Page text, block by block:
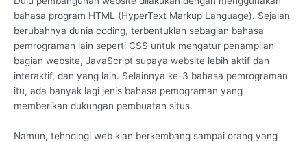
bahasa program HTML (HyperText Markup Language). Sejalan
berubahnya dunia coding, terbentuklah sebagian bahasa
pemrograman lain seperti CSS untuk mengatur penampilan
bagian website, JavaScript supaya website lebih aktif dan
interaktif, dan yang lain. Selainnya ke-3 bahasa pemrograman
itu, ada banyak lagi jenis bahasa pemograman yang
memberikan dukungan pembuatan situs.
Namun, tehnologi web kian berkembang sampai orang yang